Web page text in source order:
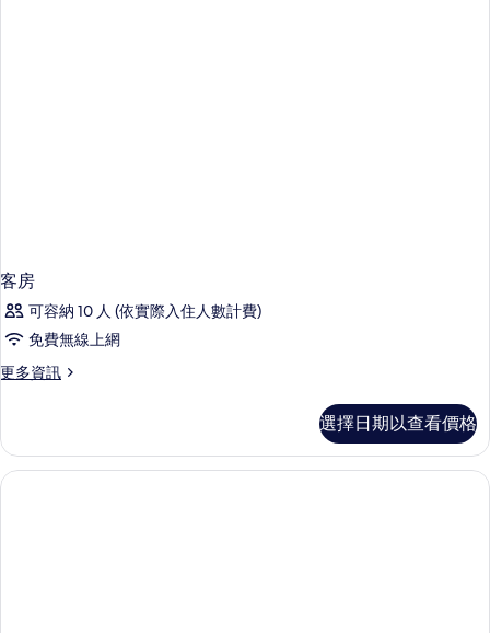
客房
可容納 10 人 (依實際入住人數計費)
免費無線上網
更多資訊
更
的
詳
情
選擇日期以查看價格